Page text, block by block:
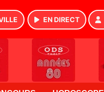
EN DIRECT